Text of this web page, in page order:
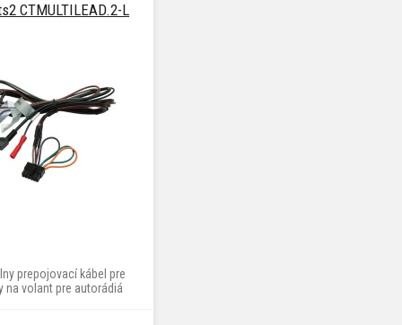
CTMULTILEAD.2-L
prepojovací kábel pre
na volant pre autorádiá